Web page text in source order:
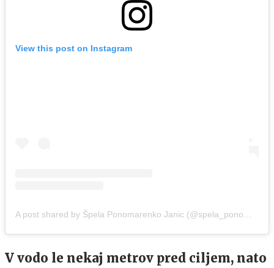
View this post on Instagram
A post shared by Špela Ponomarenko Janic (@spela_ponomarenko)
V vodo le nekaj metrov pred ciljem, nato